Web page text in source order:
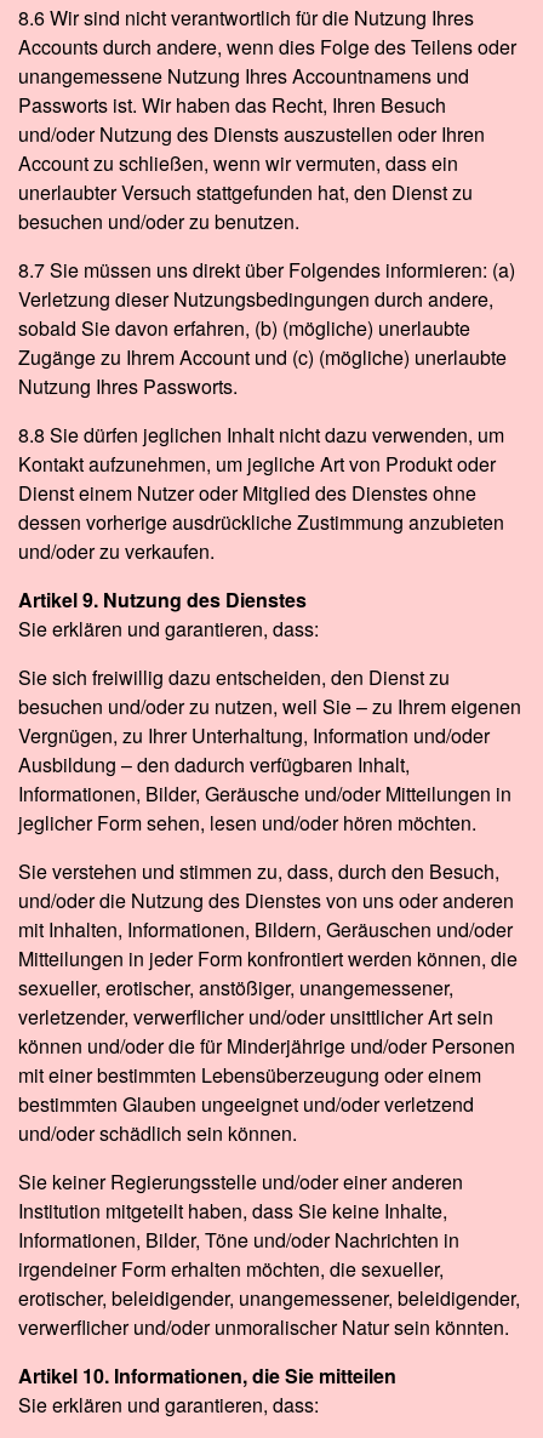
8.6 Wir sind nicht verantwortlich für die Nutzung Ihres
Accounts durch andere, wenn dies Folge des Teilens oder
unangemessene Nutzung Ihres Accountnamens und
Passworts ist. Wir haben das Recht, Ihren Besuch
und/oder Nutzung des Diensts auszustellen oder Ihren
Account zu schließen, wenn wir vermuten, dass ein
unerlaubter Versuch stattgefunden hat, den Dienst zu
besuchen und/oder zu benutzen.
8.7 Sie müssen uns direkt über Folgendes informieren: (a)
Verletzung dieser Nutzungsbedingungen durch andere,
sobald Sie davon erfahren, (b) (mögliche) unerlaubte
Zugänge zu Ihrem Account und (c) (mögliche) unerlaubte
Nutzung Ihres Passworts.
8.8 Sie dürfen jeglichen Inhalt nicht dazu verwenden, um
Kontakt aufzunehmen, um jegliche Art von Produkt oder
Dienst einem Nutzer oder Mitglied des Dienstes ohne
dessen vorherige ausdrückliche Zustimmung anzubieten
und/oder zu verkaufen.
Artikel 9. Nutzung des Dienstes
Sie erklären und garantieren, dass:
Sie sich freiwillig dazu entscheiden, den Dienst zu
besuchen und/oder zu nutzen, weil Sie – zu Ihrem eigenen
Vergnügen, zu Ihrer Unterhaltung, Information und/oder
Ausbildung – den dadurch verfügbaren Inhalt,
Informationen, Bilder, Geräusche und/oder Mitteilungen in
jeglicher Form sehen, lesen und/oder hören möchten.
Sie verstehen und stimmen zu, dass, durch den Besuch,
und/oder die Nutzung des Dienstes von uns oder anderen
mit Inhalten, Informationen, Bildern, Geräuschen und/oder
Mitteilungen in jeder Form konfrontiert werden können, die
sexueller, erotischer, anstößiger, unangemessener,
verletzender, verwerflicher und/oder unsittlicher Art sein
können und/oder die für Minderjährige und/oder Personen
mit einer bestimmten Lebensüberzeugung oder einem
bestimmten Glauben ungeeignet und/oder verletzend
und/oder schädlich sein können.
Sie keiner Regierungsstelle und/oder einer anderen
Institution mitgeteilt haben, dass Sie keine Inhalte,
Informationen, Bilder, Töne und/oder Nachrichten in
irgendeiner Form erhalten möchten, die sexueller,
erotischer, beleidigender, unangemessener, beleidigender,
verwerflicher und/oder unmoralischer Natur sein könnten.
Artikel 10. Informationen, die Sie mitteilen
Sie erklären und garantieren, dass: